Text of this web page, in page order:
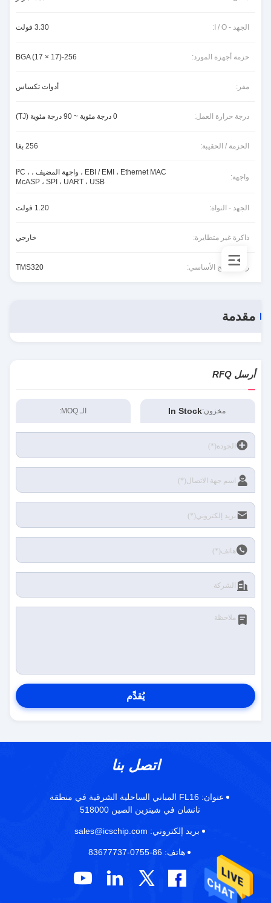
الجهد - I / O: 3.30 فولت
حزمة أجهزة المورد: 256-BGA (17 × 17)
مفر: أدوات تكساس
درجة حرارة العمل: 0 درجة مئوية ~ 90 درجة مئوية (TJ)
الحزمة / الحقيبة: 256 بغا
واجهة:
EBI / EMI ، Ethernet MAC ، واجهة المضيف ، I²C ،
McASP ، SPI ، UART ، USB
الجهد - النواة: 1.20 فولت
ذاكرة غير متطايرة: خارجي
رقم المنتج الأساسي: TMS320
مقدمة
أرسل RFQ
مخزون:In Stock الـ MOQ:
يُقدِّم
اتصل بنا
عنوان:
FL16 المباني الساحلية الشرقية في منطقة
نانشان في شينزين الصين 518000
بريد إلكتروني:
هاتف: